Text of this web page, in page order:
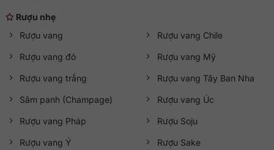
Rượu nhẹ
Rượu vang
Rượu vang đỏ
Rượu vang trắng
Sâm panh (Champage)
Rượu vang Pháp
Rượu vang Ý
Rượu vang Chile
Rượu vang Mỹ
Rượu vang Tây Ban Nha
Rượu vang Úc
Rượu Soju
Rượu Sake